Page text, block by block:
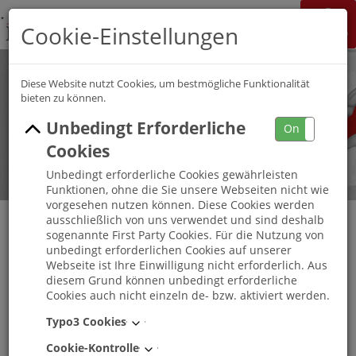
Jobchannel
Job Map
Freiwilliges Soziales Jahr K&S
Seniorenresidenz Nordhausen
Cookie-Einstellungen
Diese Website nutzt Cookies, um bestmögliche Funktionalität
bieten zu können.
Unbedingt Erforderliche
Cookies
On
Unbedingt erforderliche Cookies gewährleisten
Funktionen, ohne die Sie unsere Webseiten nicht wie
vorgesehen nutzen können. Diese Cookies werden
ausschließlich von uns verwendet und sind deshalb
sogenannte First Party Cookies. Für die Nutzung von
unbedingt erforderlichen Cookies auf unserer
Webseite ist Ihre Einwilligung nicht erforderlich. Aus
diesem Grund können unbedingt erforderliche
Cookies auch nicht einzeln de- bzw. aktiviert werden.
Typo3 Cookies
Cookie-Kontrolle